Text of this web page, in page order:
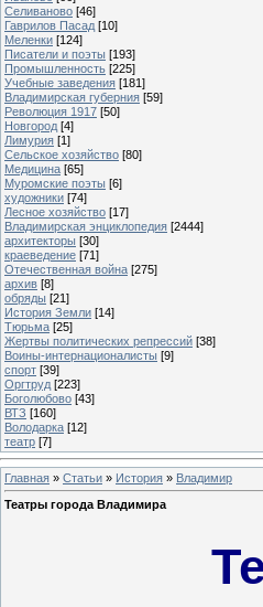
Селиваново [46]
Гаврилов Пасад [10]
Меленки [124]
Писатели и поэты [193]
Промышленность [225]
Учебные заведения [181]
Владимирская губерния [59]
Революция 1917 [50]
Новгород [4]
Лимурия [1]
Сельское хозяйство [80]
Медицина [65]
Муромские поэты [6]
художники [74]
Лесное хозяйство [17]
Владимирская энциклопедия [2444]
архитекторы [30]
краеведение [71]
Отечественная война [275]
архив [8]
обряды [21]
История Земли [14]
Тюрьма [25]
Жертвы политических репрессий [38]
Воины-интернационалисты [9]
спорт [39]
Оргтруд [223]
Боголюбово [43]
ВТЗ [160]
Володарка [12]
театр [7]
Главная » Статьи » История » Владимир
Театры города Владимира